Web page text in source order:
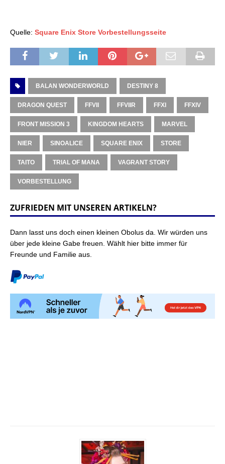
Quelle: Square Enix Store Vorbestellungsseite
BALAN WONDERWORLD DESTINY 8
DRAGON QUEST FFVII FFVIIR FFXI FFXIV
FRONT MISSION 3 KINGDOM HEARTS MARVEL
NIER SINOALICE SQUARE ENIX STORE
TAITO TRIAL OF MANA VAGRANT STORY
VORBESTELLUNG
ZUFRIEDEN MIT UNSEREN ARTIKELN?
Dann lasst uns doch einen kleinen Obolus da. Wir würden uns
über jede kleine Gabe freuen. Wählt hier bitte immer für
Freunde und Familie aus.